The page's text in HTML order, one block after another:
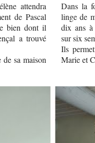
attendra
de Pascal
bien dont il
a trouvé
sa maison
Dans la
linge de
dix ans à
sur six
Ils
Marie et